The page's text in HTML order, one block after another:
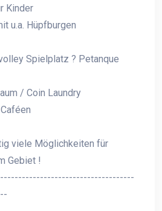
Kinder
u.a. Hüpfburgen
Spielplatz ? Petanque
/ Coin Laundry
viele Möglichkeiten für
Gebiet !